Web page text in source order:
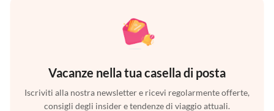
Vacanze nella tua casella di posta
Iscriviti alla nostra newsletter e ricevi regolarmente offerte,
consigli degli insider e tendenze di viaggio attuali.